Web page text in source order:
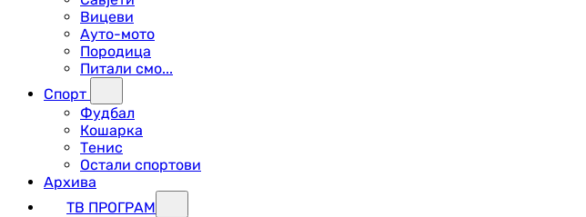
Вицеви
Ауто-мото
Породица
Питали смо...
Спорт
Фудбал
Кошарка
Тенис
Остали спортови
Архива
ТВ ПРОГРАМ